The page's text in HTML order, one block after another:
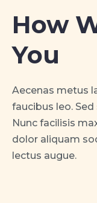
How
You
Aecenas metus
faucibus leo.
Nunc facilisis
dolor aliquam
lectus augue.